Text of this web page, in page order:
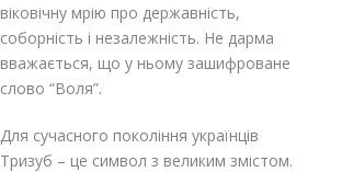
віковічну мрію про державність,
соборність і незалежність. Не дарма
вважається, що у ньому зашифроване
слово “Воля”.
Для сучасного покоління українців
Тризуб – це символ з великим змістом.